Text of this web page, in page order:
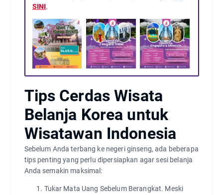
SINI.
Tips Cerdas Wisata
Belanja Korea untuk
Wisatawan Indonesia
Sebelum Anda terbang ke negeri ginseng, ada beberapa
tips penting yang perlu dipersiapkan agar sesi belanja
Anda semakin maksimal:
Tukar Mata Uang Sebelum Berangkat. Meski